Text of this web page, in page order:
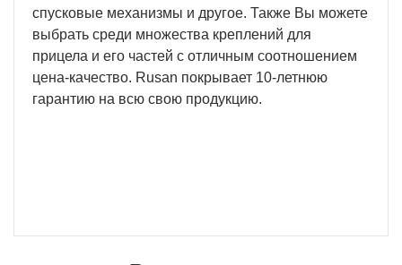
спусковые механизмы и другое. Также Вы можете
выбрать среди множества креплений для
прицела и его частей с отличным соотношением
цена-качество. Rusan покрывает 10-летнюю
гарантию на всю свою продукцию.